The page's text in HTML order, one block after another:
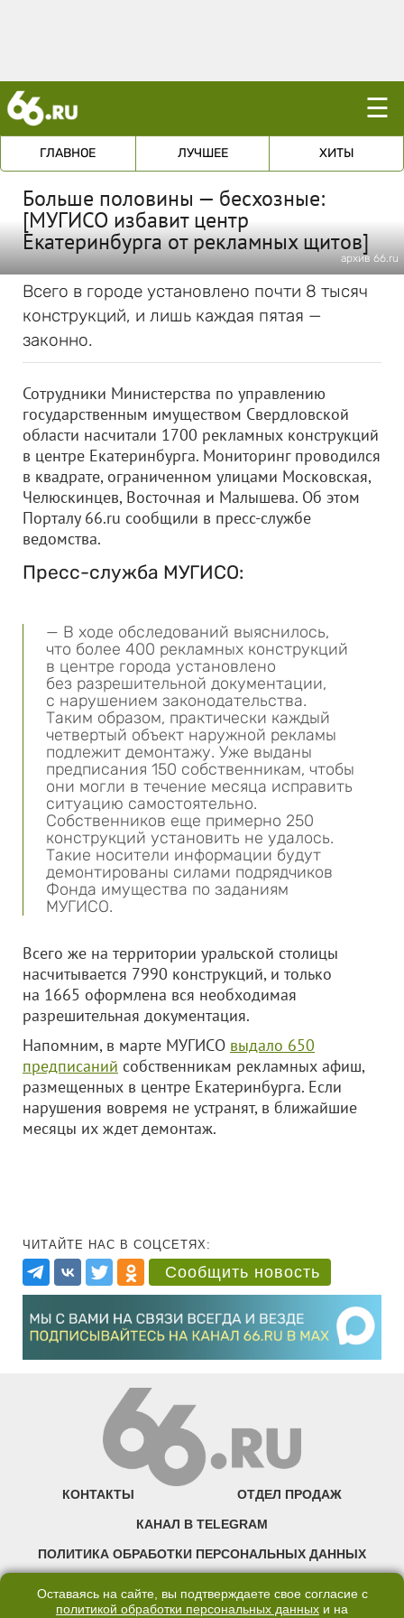
☰
ГЛАВНОЕ ЛУЧШЕЕ ХИТЫ
Больше половины — бесхозные:
[МУГИСО избавит центр
Екатеринбурга от рекламных щитов]
архив 66.ru
Всего в городе установлено почти 8 тысяч
конструкций, и лишь каждая пятая —
законно.
Сотрудники Министерства по управлению
государственным имуществом Свердловской
области насчитали 1700 рекламных конструкций
в центре Екатеринбурга. Мониторинг проводился
в квадрате, ограниченном улицами Московская,
Челюскинцев, Восточная и Малышева. Об этом
Порталу 66.ru сообщили в пресс-службе
ведомства.
Пресс-служба МУГИСО:
— В ходе обследований выяснилось,
что более 400 рекламных конструкций
в центре города установлено
без разрешительной документации,
с нарушением законодательства.
Таким образом, практически каждый
четвертый объект наружной рекламы
подлежит демонтажу. Уже выданы
предписания 150 собственникам, чтобы
они могли в течение месяца исправить
ситуацию самостоятельно.
Собственников еще примерно 250
конструкций установить не удалось.
Такие носители информации будут
демонтированы силами подрядчиков
Фонда имущества по заданиям
МУГИСО.
Всего же на территории уральской столицы
насчитывается 7990 конструкций, и только
на 1665 оформлена вся необходимая
разрешительная документация.
Напомним, в марте МУГИСО выдало 650
предписаний собственникам рекламных афиш,
размещенных в центре Екатеринбурга. Если
нарушения вовремя не устранят, в ближайшие
месяцы их ждет демонтаж.
ЧИТАЙТЕ НАС В СОЦСЕТЯХ:
Сообщить новость
КОНТАКТЫ ОТДЕЛ ПРОДАЖ
КАНАЛ В TELEGRAM
ПОЛИТИКА ОБРАБОТКИ ПЕРСОНАЛЬНЫХ ДАННЫХ
Оставаясь на сайте, вы подтверждаете свое согласие с
политикой обработки персональных данных и на